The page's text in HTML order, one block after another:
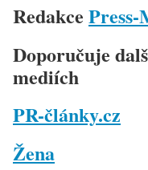
Redakce Press-
Doporučuje
mediích
PR-články.cz
Žena